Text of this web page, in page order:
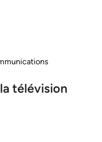
télévision